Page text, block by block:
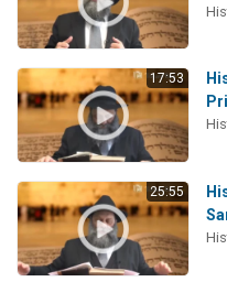
17:53
25:55